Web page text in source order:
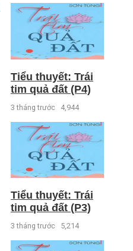
Tiểu thuyết: Trái
tim quả đất (P4)
3 tháng trước 4,944
Tiểu thuyết: Trái
tim quả đất (P3)
3 tháng trước 5,214